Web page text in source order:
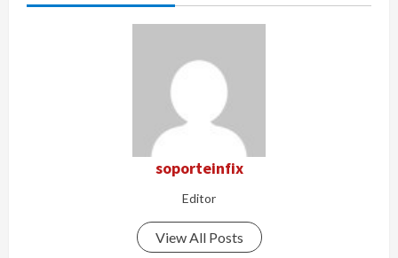
soporteinfix
Editor
View All Posts